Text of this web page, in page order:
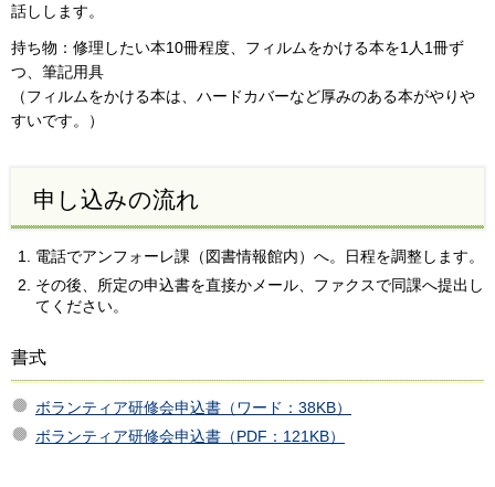
話しします。
持ち物：修理したい本10冊程度、フィルムをかける本を1人1冊ず
つ、筆記用具
（フィルムをかける本は、ハードカバーなど厚みのある本がやりや
すいです。）
申し込みの流れ
電話でアンフォーレ課（図書情報館内）へ。日程を調整します。
その後、所定の申込書を直接かメール、ファクスで同課へ提出し
てください。
書式
ボランティア研修会申込書（ワード：38KB）
ボランティア研修会申込書（PDF：121KB）